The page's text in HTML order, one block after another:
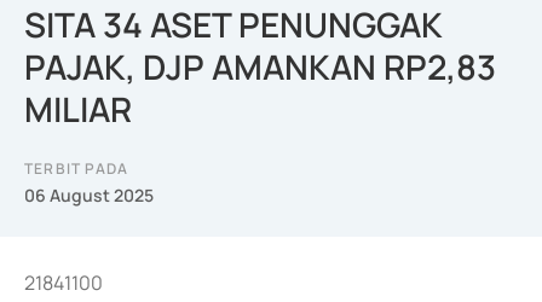
SITA 34 ASET PENUNGGAK
PAJAK, DJP AMANKAN RP2,83
MILIAR
TERBIT PADA
06 August 2025
21841100